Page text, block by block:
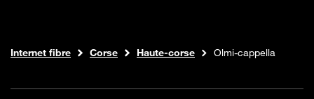
Boutique Orange
Internet fibre Corse Haute-corse Olmi-cappella